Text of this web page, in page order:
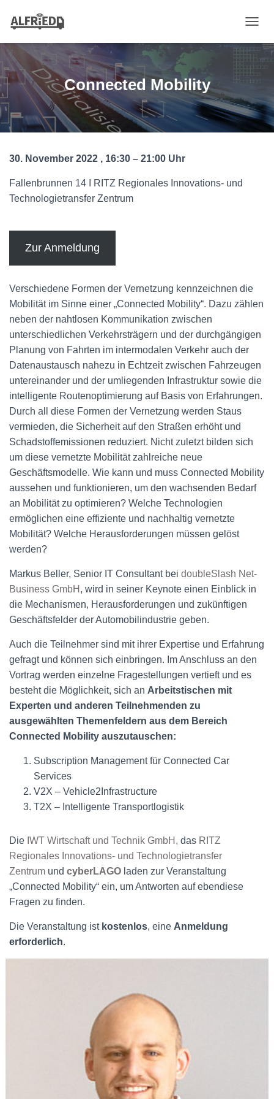
A
T
I
Connected Mobility
30. November 2022 , 16:30 – 21:00 Uhr
Fallenbrunnen 14 I RITZ Regionales Innovations- und
Technologietransfer Zentrum
Zur Anmeldung
Verschiedene Formen der Vernetzung kennzeichnen die
Mobilität im Sinne einer „Connected Mobility“. Dazu zählen
neben der nahtlosen Kommunikation zwischen
unterschiedlichen Verkehrsträgern und der durchgängigen
Planung von Fahrten im intermodalen Verkehr auch der
Datenaustausch nahezu in Echtzeit zwischen Fahrzeugen
untereinander und der umliegenden Infrastruktur sowie die
intelligente Routenoptimierung auf Basis von Erfahrungen.
Durch all diese Formen der Vernetzung werden Staus
vermieden, die Sicherheit auf den Straßen erhöht und
Schadstoffemissionen reduziert. Nicht zuletzt bilden sich
um diese vernetzte Mobilität zahlreiche neue
Geschäftsmodelle. Wie kann und muss Connected Mobility
aussehen und funktionieren, um den wachsenden Bedarf
an Mobilität zu optimieren? Welche Technologien
ermöglichen eine effiziente und nachhaltig vernetzte
Mobilität? Welche Herausforderungen müssen gelöst
werden?
Markus Beller, Senior IT Consultant bei doubleSlash Net-
Business GmbH , wird in seiner Keynote einen Einblick in
die Mechanismen, Herausforderungen und zukünftigen
Geschäftsfelder der Automobilindustrie geben.
Auch die Teilnehmer sind mit ihrer Expertise und Erfahrung
gefragt und können sich einbringen. Im Anschluss an den
Vortrag werden einzelne Fragestellungen vertieft und es
besteht die Möglichkeit, sich an Arbeitstischen mit
Experten und anderen Teilnehmenden zu
ausgewählten Themenfeldern aus dem Bereich
Connected Mobility auszutauschen:
Subscription Management für Connected Car
Services
V2X – Vehicle2Infrastructure
T2X – Intelligente Transportlogistik
Die IWT Wirtschaft und Technik GmbH, das RITZ
Regionales Innovations- und Technologietransfer
Zentrum und cyberLAGO laden zur Veranstaltung
„Connected Mobility“ ein, um Antworten auf ebendiese
Fragen zu finden.
Die Veranstaltung ist kostenlos, eine Anmeldung
erforderlich.